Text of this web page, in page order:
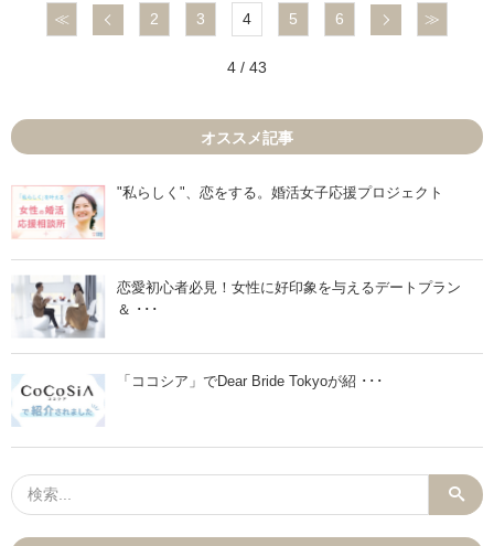
≪前へ 2 3 4 5 6 次へ≫
4 / 43
オススメ記事
"私らしく"、恋をする。婚活女子応援プロジェクト
恋愛初心者必見！女性に好印象を与えるデートプラン
＆ ･･･
「ココシア」でDear Bride Tokyoが紹 ･･･